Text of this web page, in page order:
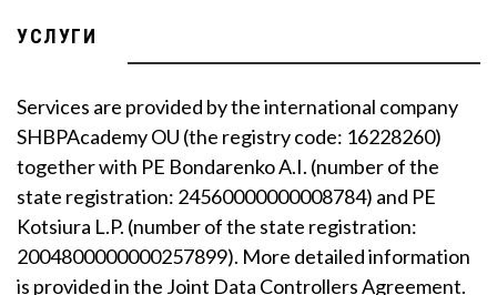
УСЛУГИ
Services are provided by the international company
SHBPAcademy OU (the registry code: 16228260)
together with PE Bondarenko A.I. (number of the
state registration: 24560000000008784) and PE
Kotsiura L.P. (number of the state registration:
2004800000000257899). More detailed information
is provided in the Joint Data Controllers Agreement.